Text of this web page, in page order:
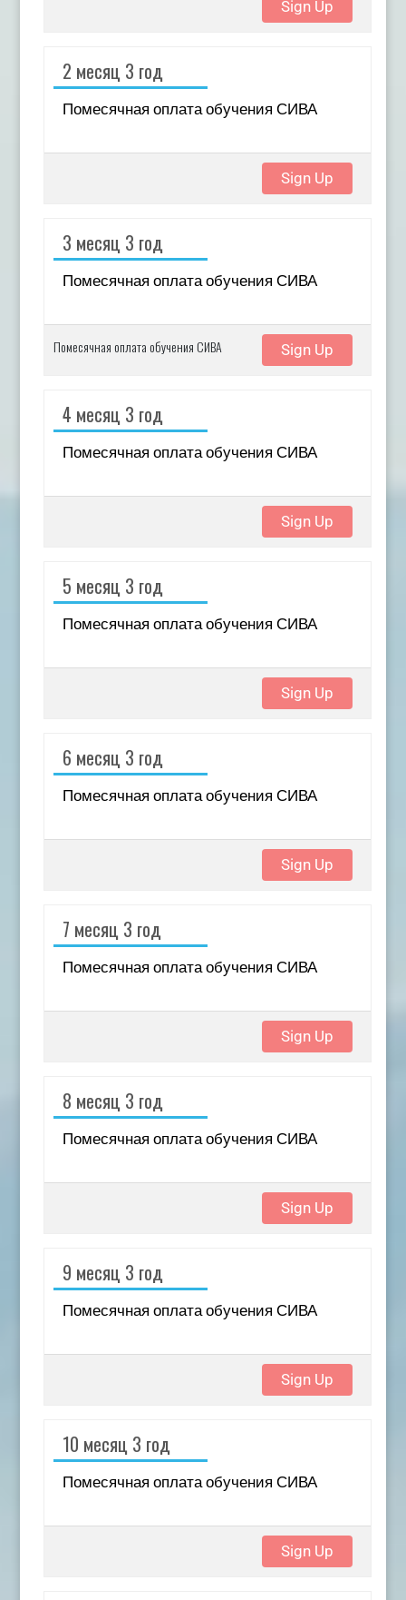
Sign Up
2 месяц 3 год
Помесячная оплата обучения СИВА
Sign Up
3 месяц 3 год
Помесячная оплата обучения СИВА
Помесячная оплата обучения СИВА Sign Up
4 месяц 3 год
Помесячная оплата обучения СИВА
Sign Up
5 месяц 3 год
Помесячная оплата обучения СИВА
Sign Up
6 месяц 3 год
Помесячная оплата обучения СИВА
Sign Up
7 месяц 3 год
Помесячная оплата обучения СИВА
Sign Up
8 месяц 3 год
Помесячная оплата обучения СИВА
Sign Up
9 месяц 3 год
Помесячная оплата обучения СИВА
Sign Up
10 месяц 3 год
Помесячная оплата обучения СИВА
Sign Up